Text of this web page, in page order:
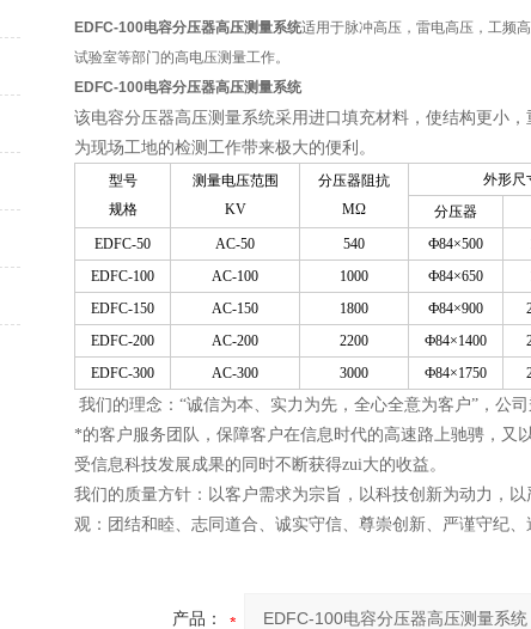
EDFC-100电容分压器高压测量系统适用于脉冲高压，雷电高压，工频
试验室等部门的高电压测量工作。
EDFC-100电容分压器高压测量系统
该电容分压器高压测量系统采用进口填充材料，使结构更小
为现场工地的检测工作带来极大的便利。
型号
规格
测量电压范围
KV
分压器阻抗
MΩ
外形尺
分压器
EDFC-50
AC-50 540 Ф84×500
EDFC-100
AC-100 1000 Ф84×650
EDFC-150
AC-150 1800 Ф84×900
EDFC-200
AC-200 2200 Ф84×1400
EDFC-300
AC-300 3000 Ф84×1750
我们的理念：“诚信为本、实力为先，全心全意为客户”，公
*的客户服务团队，保障客户在信息时代的高速路上驰骋，又
受信息科技发展成果的同时不断获得zui大的收益。
我们的质量方针：以客户需求为宗旨，以科技创新为动力，
观：团结和睦、志同道合、诚实守信、尊崇创新、严谨守纪、
产品：